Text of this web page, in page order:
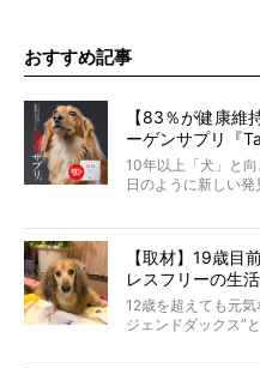
おすすめ記事
【83％が健康維
ーゲンサプリ『
10年以上「犬」と
日のように新しい
のこと、「食事」
代の犬の食事は“あ
というのです。
それを効率よくお
こでわたしたちは
『Ta-Ta(タータ)』
愛犬家の83％が「
【取材】19歳目
レスフリーの生
12歳を超えても元
ジェンドダックス”
オーナーさんに伺